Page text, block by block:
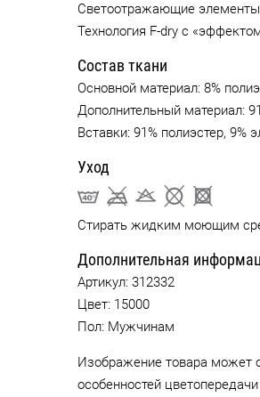
Светоотражающие элементы
Технология F-dry с
Состав ткани
Основной материал: 8%
Дополнительный материал:
Вставки: 91% полиэстер, 9%
Уход
Стирать жидким моющим
Дополнительная
Артикул: 312332
Цвет: 15000
Пол: Мужчинам
Изображение товара может
особенностей